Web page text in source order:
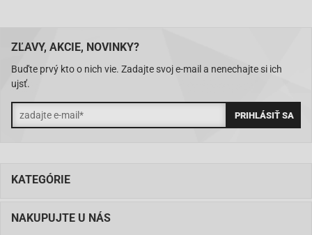
ZĽAVY, AKCIE, NOVINKY?
Buďte prvý kto o nich vie. Zadajte svoj e-mail a nenechajte si ich
ujsť.
KATEGÓRIE
NAKUPUJTE U NÁS